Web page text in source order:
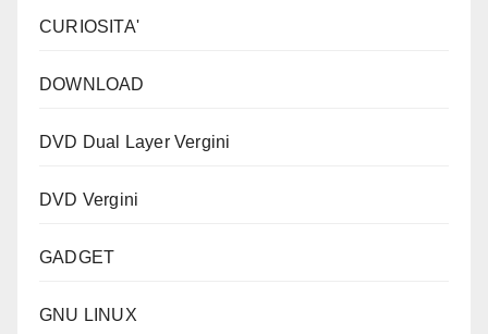
CURIOSITA'
DOWNLOAD
DVD Dual Layer Vergini
DVD Vergini
GADGET
GNU LINUX